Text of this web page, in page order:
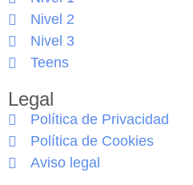
Nivel 2
Nivel 3
Teens
Legal
Política de Privacidad
Política de Cookies
Aviso legal